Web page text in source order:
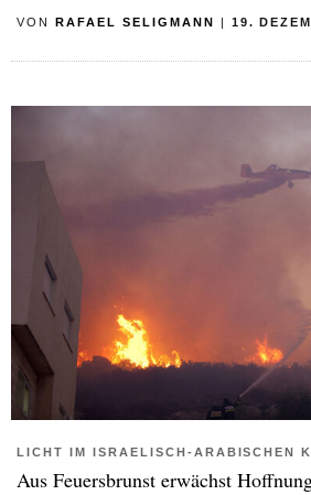
VON RAFAEL SELIGMANN | 19.
LICHT IM ISRAELISCH-ARABISCHEN
Aus Feuersbrunst erwächst